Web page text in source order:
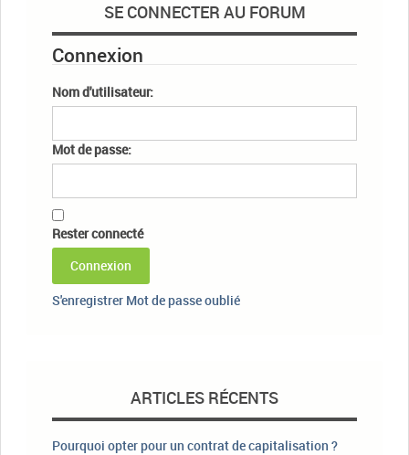
SE CONNECTER AU FORUM
Connexion
Nom d'utilisateur:
Mot de passe:
Rester connecté
Connexion
S'enregistrer Mot de passe oublié
ARTICLES RÉCENTS
Pourquoi opter pour un contrat de capitalisation ?